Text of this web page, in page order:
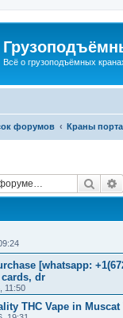
Всё о грузоподъёмных
форумов Краны
Поиск
[whatsapp:
cards, dr
11:50
THC Vape in